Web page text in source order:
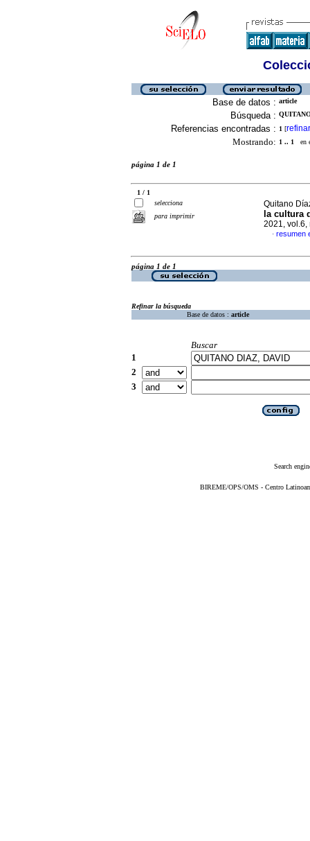
Base de datos : article
Búsqueda :
Referencias encontradas : 1 [refinar
Mostrando: 1 .. 1 en
página 1 de 1
1 / 1
selecciona
para imprimir
Quitano
la cultura
2021, vol.6,
· resumen
página 1 de 1
Refinar la búsqueda
Base de datos : article
Buscar
1
2
3
Search
BIREME/OPS/OMS - Centro